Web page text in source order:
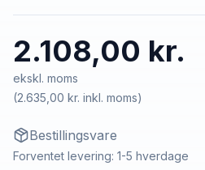
2.108,00 kr.
ekskl. moms
(2.635,00 kr. inkl. moms)
Bestillingsvare
Forventet levering: 1-5 hverdage